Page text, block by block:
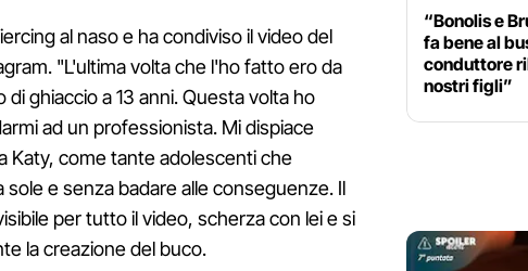
al naso e ha condiviso il video del
"L'ultima volta che l'ho fatto ero da
ghiaccio a 13 anni. Questa volta ho
ad un professionista. Mi dispiace
Katy, come tante adolescenti che
e senza badare alle conseguenze. Il
per tutto il video, scherza con lei e si
la creazione del buco.
“Bonolis e
fa bene al
conduttore
nostri figli”